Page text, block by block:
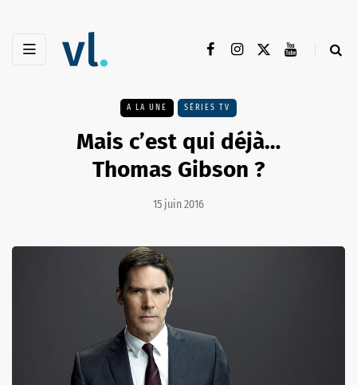
A LA UNE SÉRIES TV
Mais c’est qui déjà…
Thomas Gibson ?
15 juin 2016